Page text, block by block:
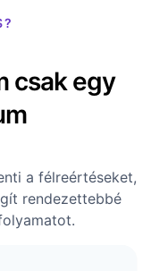
csak egy
a félreértéseket,
rendezettebbé